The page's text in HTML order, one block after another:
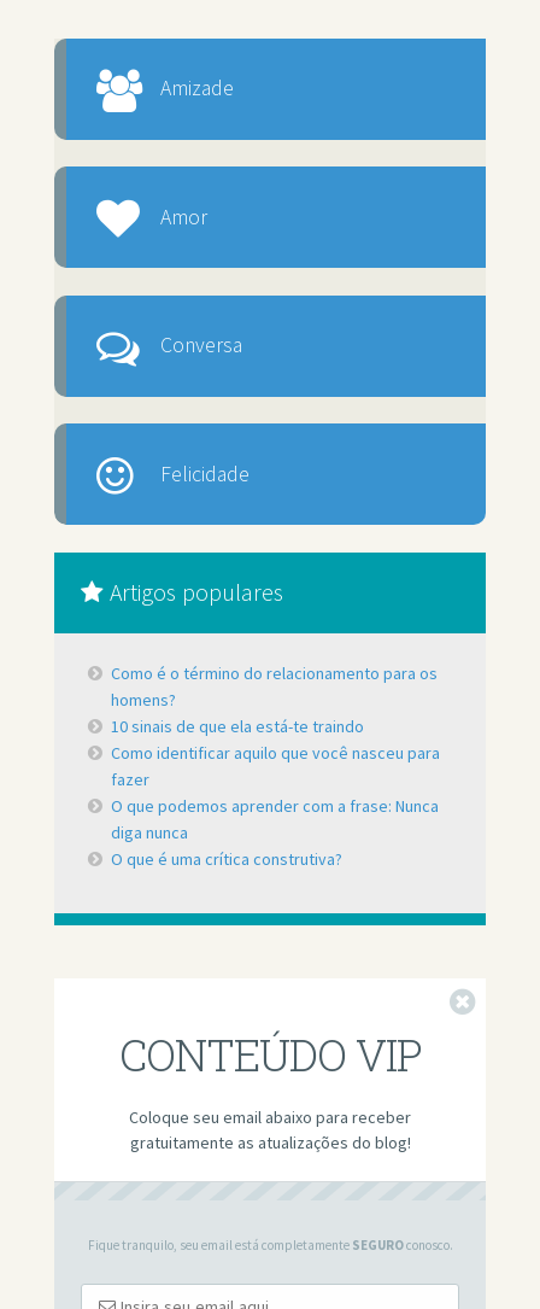
Amizade
Amor
Conversa
Felicidade
Artigos populares
Como é o término do relacionamento para os
homens?
10 sinais de que ela está-te traindo
Como identificar aquilo que você nasceu para
fazer
O que podemos aprender com a frase: Nunca
diga nunca
O que é uma crítica construtiva?
CONTEÚDO VIP
Coloque seu email abaixo para receber
gratuitamente as atualizações do blog!
Fique tranquilo, seu email está completamente SEGUROconosco.